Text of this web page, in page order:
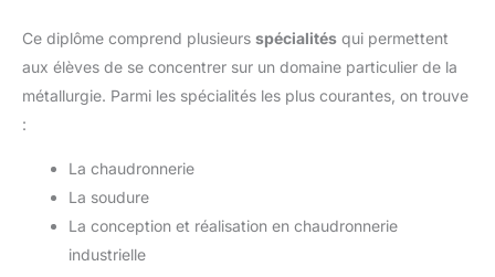
Ce diplôme comprend plusieurs spécialités qui permettent
aux élèves de se concentrer sur un domaine particulier de la
métallurgie. Parmi les spécialités les plus courantes, on trouve
:
La chaudronnerie
La soudure
La conception et réalisation en chaudronnerie
industrielle